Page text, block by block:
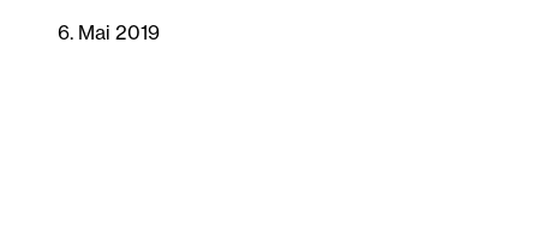
6. Mai 2019